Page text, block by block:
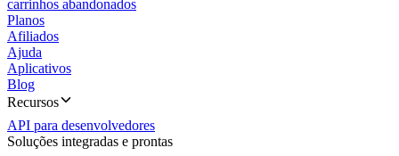
carrinhos abandonados
Planos
Afiliados
Ajuda
Aplicativos
Blog
Recursos
API para desenvolvedores
Soluções integradas e prontas